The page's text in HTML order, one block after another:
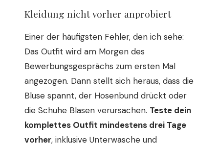
Kleidung nicht vorher anprobiert
Einer der häufigsten Fehler, den ich sehe:
Das Outfit wird am Morgen des
Bewerbungsgesprächs zum ersten Mal
angezogen. Dann stellt sich heraus, dass die
Bluse spannt, der Hosenbund drückt oder
die Schuhe Blasen verursachen. Teste dein
komplettes Outfit mindestens drei Tage
vorher, inklusive Unterwäsche und